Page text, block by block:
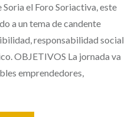
el Foro Soriactiva, este
a un tema de candente
responsabilidad social
OBJETIVOS La jornada va
emprendedores,